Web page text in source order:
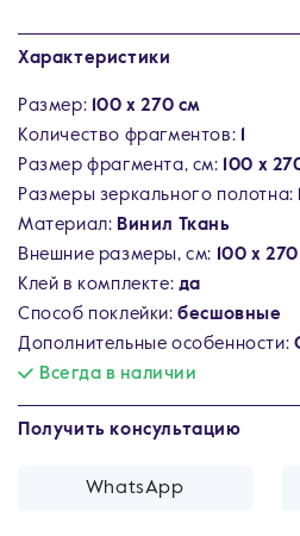
Характеристики
Размер: 100 x 270 см
Количество фрагментов:
Размер фрагмента, см: 100 х
Размеры зеркального полотна:
Материал: Винил Ткань
Внешние размеры, см: 100 х
Клей в комплекте: да
Способ поклейки:бесшовные
Дополнительные особенности:
Всегда в наличии
Получить консультацию
WhatsApp